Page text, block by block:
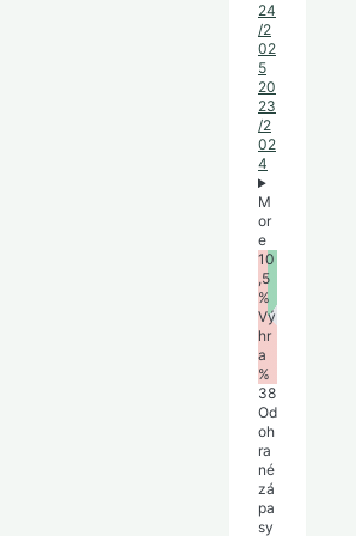
24
/2
02
5
20
23
/2
02
4
M
or
e
10
,5
%
Vý
hr
a
%
38
Od
oh
ra
né
zá
pa
sy